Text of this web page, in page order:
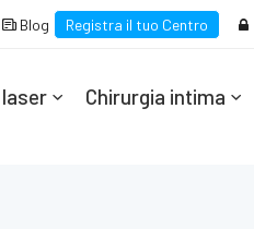
Blog Registra il tuo Centro
Chirurgia intima